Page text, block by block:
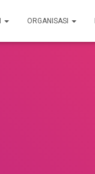
ORGANISASI